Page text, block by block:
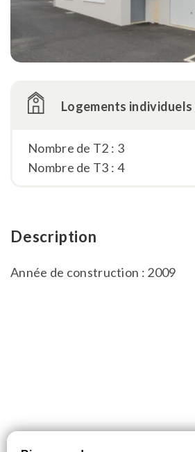
Logements individuels
Nombre de T2 : 3
Nombre de T3 : 4
Description
Année de construction : 2009